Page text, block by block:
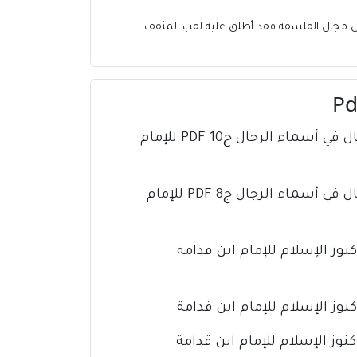
مجال الفلسفة فقد أطلق عليه لقب المثقف
كتاب تذهيب تهذيب الكمال في أسماء الرجال ج10 PDF للإمام
كتاب تذهيب تهذيب الكمال في أسماء الرجال ج8 PDF للإمام